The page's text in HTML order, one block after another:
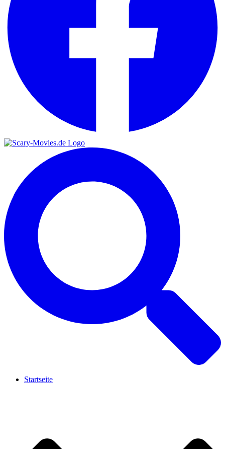
Startseite